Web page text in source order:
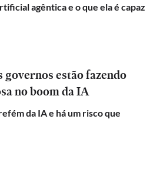
agêntica e o que ela é capaz
governos estão fazendo
no boom da IA
da IA e há um risco que